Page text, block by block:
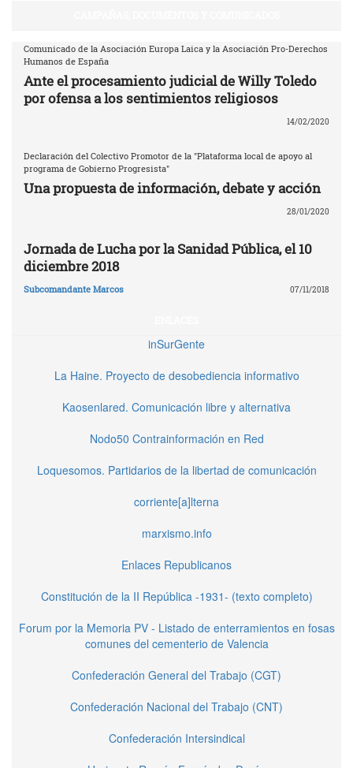
Comunicado de la Asociación Europa Laica y la Asociación Pro-Derechos
Humanos de España
Ante el procesamiento judicial de Willy Toledo
por ofensa a los sentimientos religiosos
14/02/2020
Declaración del Colectivo Promotor de la "Plataforma local de apoyo al
programa de Gobierno Progresista"
Una propuesta de información, debate y acción
28/01/2020
Jornada de Lucha por la Sanidad Pública, el 10
diciembre 2018
Subcomandante Marcos 07/11/2018
inSurGente
La Haine. Proyecto de desobediencia informativo
Kaosenlared. Comunicación libre y alternativa
Nodo50 Contrainformación en Red
Loquesomos. Partidarios de la libertad de comunicación
corriente[a]lterna
marxismo.info
Enlaces Republicanos
Constitución de la II República -1931- (texto completo)
Forum por la Memoria PV - Listado de enterramientos en fosas
comunes del cementerio de Valencia
Confederación General del Trabajo (CGT)
Confederación Nacional del Trabajo (CNT)
Confederación Intersindical